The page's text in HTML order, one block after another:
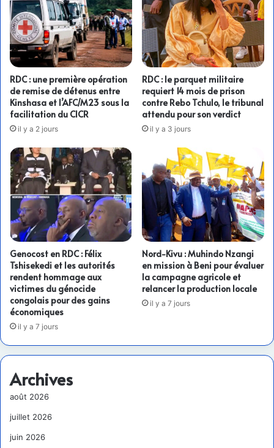
RDC : une première opération
de remise de détenus entre
Kinshasa et l’AFC/M23 sous la
facilitation du CICR
il y a 2 jours
RDC : le parquet militaire
requiert 14 mois de prison
contre Rebo Tchulo, le tribunal
attendu pour son verdict
il y a 3 jours
Genocost en RDC : Félix
Tshisekedi et les autorités
rendent hommage aux
victimes du génocide
congolais pour des gains
économiques
il y a 7 jours
Nord-Kivu : Muhindo Nzangi
en mission à Beni pour évaluer
la campagne agricole et
relancer la production locale
il y a 7 jours
Archives
août 2026
juillet 2026
juin 2026